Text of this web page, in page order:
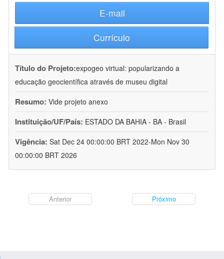
E-mail
Currículo
Título do Projeto:expogeo virtual: popularizando a
educação geocientífica através de museu digital
Resumo: Vide projeto anexo
Instituição/UF/País: ESTADO DA BAHIA - BA - Brasil
Vigência: Sat Dec 24 00:00:00 BRT 2022-Mon Nov 30
00:00:00 BRT 2026
Anterior Próximo